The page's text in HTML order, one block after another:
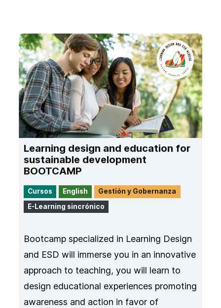
Learning design and education for
sustainable development
BOOTCAMP
Cursos English
Gestión y Gobernanza
E-Learning sincrónico
Bootcamp specialized in Learning Design
and ESD will immerse you in an innovative
approach to teaching, you will learn to
design educational experiences promoting
awareness and action in favor of